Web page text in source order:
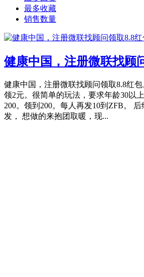
最多收藏
销售数量
健康中国，注册微联找顾
健康中国，注册微联找顾问领取8.8红
领2元。很简单的玩法，要求年龄30以
200。领到200。每人再发10到ZFB。
发， 想做的来抱团取暖，现...